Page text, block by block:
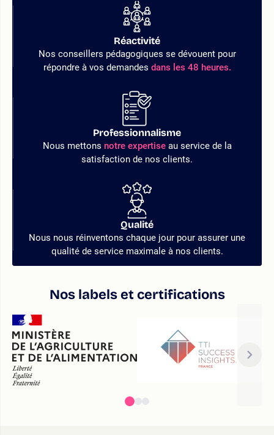
Réactivité
Nos conseillers pédagogiques se dévouent pour
répondre à vos demandes dans les 48 heures.
Professionnalisme
Nous mettons notre expertiseau service de la
satisfaction de nos clients.
Qualité
Nous nous réinventons chaque jour pour assurer une
qualité de service maximale à nos clients.
Nos labels et certifications